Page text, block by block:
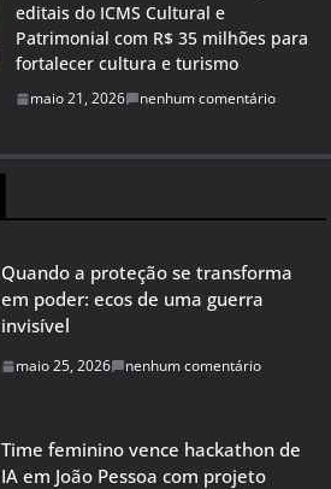
editais do ICMS Cultural e
Patrimonial com R$ 35 milhões para
fortalecer cultura e turismo
maio 21, 2026 nenhum comentário
Quando a proteção se transforma
em poder: ecos de uma guerra
invisível
maio 25, 2026 nenhum comentário
Time feminino vence hackathon de
IA em João Pessoa com projeto